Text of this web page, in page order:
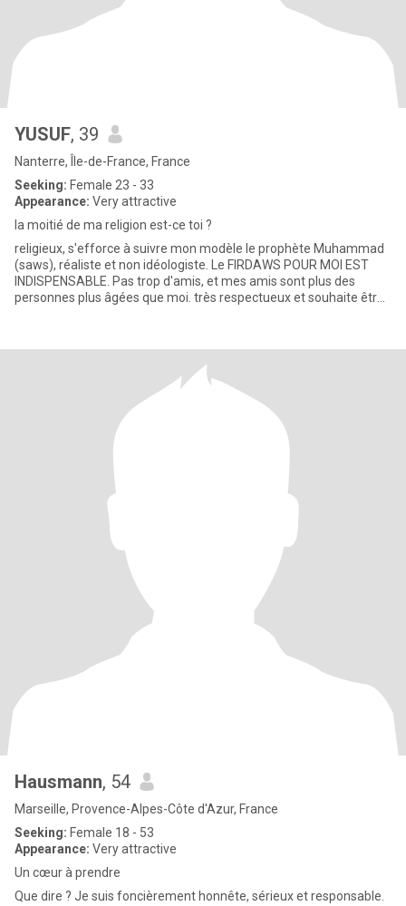
YUSUF, 39
Nanterre, Île-de-France, France
Seeking: Female 23 - 33
Appearance: Very attractive
la moitié de ma religion est-ce toi ?
religieux, s'efforce à suivre mon modèle le prophète Muhammad
(saws), réaliste et non idéologiste. Le FIRDAWS POUR MOI EST
INDISPENSABLE. Pas trop d'amis, et mes amis sont plus des
personnes plus âgées que moi. très respectueux et souhaite être
Hausmann, 54
Marseille, Provence-Alpes-Côte d'Azur, France
Seeking: Female 18 - 53
Appearance: Very attractive
Un cœur à prendre
Que dire ? Je suis foncièrement honnête, sérieux et responsable.